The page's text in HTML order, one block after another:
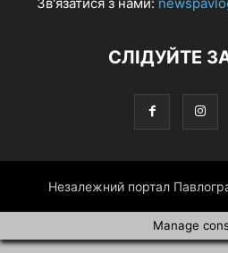
Зв'язатися з нами:
СЛІДУЙТЕ
Незалежний портал
Manage